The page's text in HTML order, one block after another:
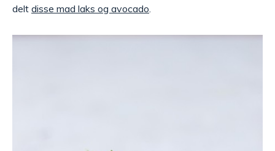
delt disse mad laks og avocado.